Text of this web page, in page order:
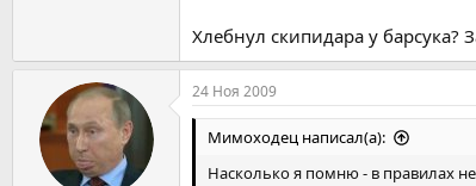
Хлебнул скипидара у барсука?
24 Ноя 2009
Мимоходец написал(а):
Насколько я помню - в правилах